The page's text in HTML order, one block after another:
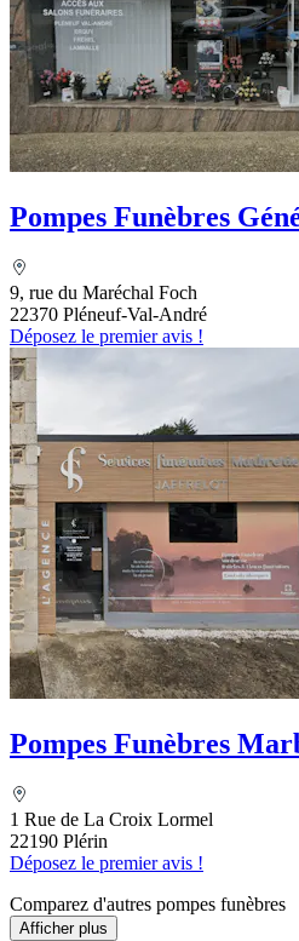
Pompes Funèbres
9, rue du Maréchal Foch
22370 Pléneuf-Val-André
Déposez le premier avis !
Pompes Funèbres
1 Rue de La Croix Lormel
22190 Plérin
Déposez le premier avis !
Comparez d'autres pompes funèbres
Afficher plus